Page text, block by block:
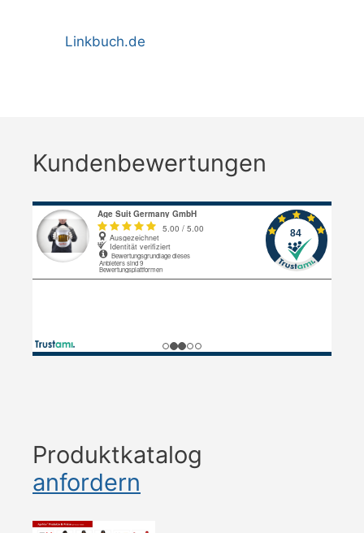
Linkbuch.de
Kundenbewertungen
Produktkatalog
anfordern